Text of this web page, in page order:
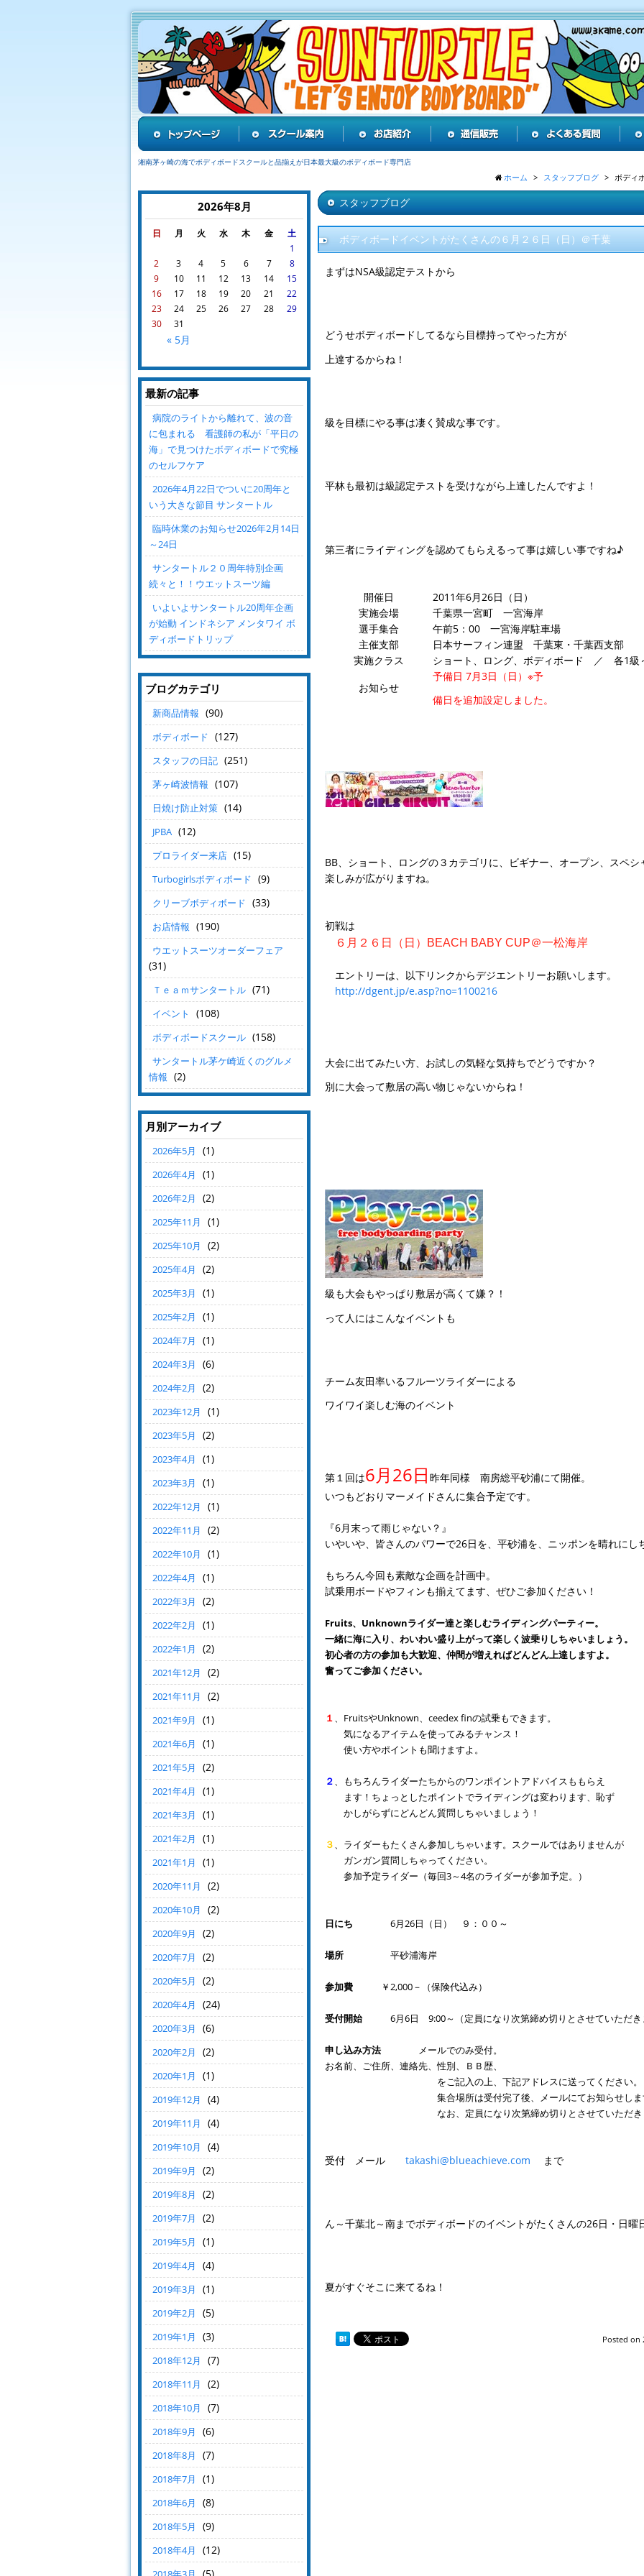
湘南茅ヶ崎の海でボディボードスクールと品揃えが日本最大級のボディボード専門店
ホーム スタッフブログ ボディ
スタッフブログ
ボディボードイベントがたくさんの６月２６日（日）＠千葉
まずはNSA級認定テストから
どうせボディボードしてるなら目標持ってやった方が
上達するからね！
級を目標にやる事は凄く賛成な事です。
平林も最初は級認定テストを受けながら上達したんですよ！
第三者にライディングを認めてもらえるって事は嬉しい事ですね♪
開催日
2011年6月26日（日）
実施会場
千葉県一宮町 一宮海岸
選手集合
午前5：00 一宮海岸駐車場
主催支部
日本サーフィン連盟 千葉東・千葉西支部
実施クラス
ショート、ロング、ボディボード ／ 各1級
お知らせ
予備日 7月3日（日）※予
備日を追加設定しました。
BB、ショート、ロングの３カテゴリに、ビギナー、オープン、スペシ
楽しみが広がりますね。
初戦は
６月２６日（日） BEACH BABY CUP＠一松海岸
エントリーは、以下リンクからデジエントリーお願いします。
http://dgent.jp/e.asp?no=1100216
大会に出てみたい方、お試しの気軽な気持ちでどうですか？
別に大会って敷居の高い物じゃないからね！
級も大会もやっぱり敷居が高くて嫌？！
って人にはこんなイベントも
チーム友田率いるフルーツライダーによる
ワイワイ楽しむ海のイベント
第１回は6月26日 昨年同様 南房総平砂浦にて開催。
いつもどおりマーメイドさんに集合予定です。
『6月末って雨じゃない？』
いやいや、皆さんのパワーで26日を、平砂浦を、ニッポンを晴れにし
もちろん今回も素敵な企画を計画中。
試乗用ボードやフィンも揃えてます、ぜひご参加ください！
Fruits、Unknownライダー達と楽しむライディングパーティー。
一緒に海に入り、わいわい盛り上がって楽しく波乗りしちゃいましょう。
初心者の方の参加も大歓迎、仲間が増えればどんどん上達しますよ。
奮ってご参加ください。
１
、FruitsやUnknown、ceedex finの試乗もできます。
気になるアイテムを使ってみるチャンス！
使い方やポイントも聞けますよ。
２
、もちろんライダーたちからのワンポイントアドバイスももらえ
ます！ちょっとしたポイントでライディングは変わります、恥ず
かしがらずにどんどん質問しちゃいましょう！
３
、ライダーもたくさん参加しちゃいます。スクールではありませんが
ガンガン質問しちゃってください。
参加予定ライダー（毎回3～4名のライダーが参加予定。）
日にち 6月26日（日） ９：００～
場所 平砂浦海岸
参加費 ￥2,000－（保険代込み）
受付開始 6月6日 9:00～（定員になり次第締め切りとさせていただき
申し込み方法メールでのみ受付。
お名前、ご住所、連絡先、性別、ＢＢ歴、
をご記入の上、下記アドレスに送ってください。
集合場所は受付完了後、メールにてお知らせします
なお、定員になり次第締め切りとさせていただきま
受付 メール takashi@blueachieve.com まで
ん～千葉北～南までボディボードのイベントがたくさんの26日・日曜
夏がすぐそこに来てるね！
Posted on
2026年8月
日 月 火 水 木 金 土
« 5月
1
2
3 4 5 6 7
8
9
10 11 12 13 14
15
16
17 18 19 20 21
22
23
24 25 26 27 28
29
30
31
最新の記事
病院のライトから離れて、波の音
に包まれる 看護師の私が「平日の
海」で見つけたボディボードで究極
のセルフケア
2026年4月22日でついに20周年と
いう大きな節目 サンタートル
臨時休業のお知らせ2026年2月14日
～24日
サンタートル２０周年特別企画
続々と！！ウエットスーツ編
いよいよサンタートル20周年企画
が始動 インドネシア メンタワイ ボ
ディボードトリップ
ブログカテゴリ
新商品情報 (90)
ボディボード (127)
スタッフの日記 (251)
茅ヶ崎波情報 (107)
日焼け防止対策 (14)
JPBA (12)
プロライダー来店 (15)
Turbogirlsボディボード (9)
クリーブボディボード (33)
お店情報 (190)
ウエットスーツオーダーフェア
(31)
Ｔｅａｍサンタートル (71)
イベント (108)
ボディボードスクール (158)
サンタートル茅ケ崎近くのグルメ
情報 (2)
月別アーカイブ
2026年5月 (1)
2026年4月 (1)
2026年2月 (2)
2025年11月 (1)
2025年10月 (2)
2025年4月 (2)
2025年3月 (1)
2025年2月 (1)
2024年7月 (1)
2024年3月 (6)
2024年2月 (2)
2023年12月 (1)
2023年5月 (2)
2023年4月 (1)
2023年3月 (1)
2022年12月 (1)
2022年11月 (2)
2022年10月 (1)
2022年4月 (1)
2022年3月 (2)
2022年2月 (1)
2022年1月 (2)
2021年12月 (2)
2021年11月 (2)
2021年9月 (1)
2021年6月 (1)
2021年5月 (2)
2021年4月 (1)
2021年3月 (1)
2021年2月 (1)
2021年1月 (1)
2020年11月 (2)
2020年10月 (2)
2020年9月 (2)
2020年7月 (2)
2020年5月 (2)
2020年4月 (24)
2020年3月 (6)
2020年2月 (2)
2020年1月 (1)
2019年12月 (4)
2019年11月 (4)
2019年10月 (4)
2019年9月 (2)
2019年8月 (2)
2019年7月 (2)
2019年5月 (1)
2019年4月 (4)
2019年3月 (1)
2019年2月 (5)
2019年1月 (3)
2018年12月 (7)
2018年11月 (2)
2018年10月 (7)
2018年9月 (6)
2018年8月 (7)
2018年7月 (1)
2018年6月 (8)
2018年5月 (9)
2018年4月 (12)